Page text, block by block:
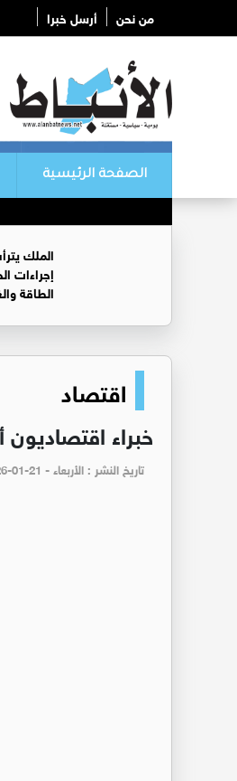
من نحن أرسل خبرا
الصفحة الرئيسية
الملك
إجراءات
الطاقة
اقتصاد
خبراء اقتصاديون
تاريخ النشر : الأربعاء - pm 07:13 | 2026-01-21